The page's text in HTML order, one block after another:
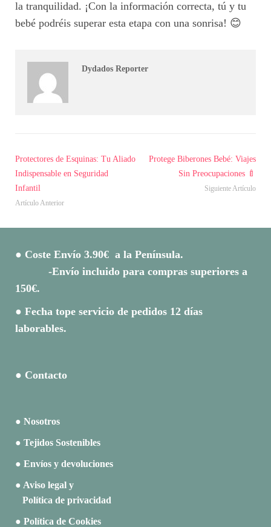
la tranquilidad. ¡Con la información correcta, tú y tu
bebé podréis superar esta etapa con una sonrisa! 😊
Dydados Reporter
Protectores de Esquinas: Tu Aliado
Indispensable en Seguridad
Infantil
Artículo Anterior
Protege Biberones Bebé: Viajes
Sin Preocupaciones 🍼
Siguiente Artículo
● Coste Envío 3.90€ a la Península.
-Envío incluido para compras superiores a
150€.
● Fecha tope servicio de pedidos 12 días
laborables.
● Contacto
● Nosotros
● Tejidos Sostenibles
● Envíos y devoluciones
● Aviso legal y
Política de privacidad
● Política de Cookies